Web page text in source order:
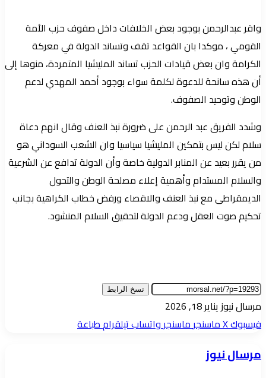
واقر عبدالرحمن بوجود بعض الخلافات داخل صفوف حزب الأمة
القومي ، موكدا بان القواعد تقف وتساند الدولة في معركة
الكرامة وان بعض قيادات الحزب تساند المليشيا المتمردة، منوها إلى
أن هذه سانحة للدعوة لكلمة سواء بوجود أحمد المهدي لدعم
الوطن وتوحيد الصفوف.
وشدد الفريق عبد الرحمن على ضرورة نبذ العنف وقال انهم دعاة
سلام لكن ليس بتمكين المليشيا سياسيا وان الشعب السوداني هو
من يقرر بعيد عن المنابر الدولية خاصة وأن الدولة تدافع عن الشرعية
والسلام المستدام وأهمية إعلاء مصلحة الوطن والتحول
الديمقراطى مع نبذ العنف والاقصاء ورفض خطاب الكراهية بجانب
تحكيم صوت العقل ودعم الدولة لتحقيق السلام المنشود.
نسخ الرابط
مرسال نيوز أرسل
بريدا
يناير 18, 2026
فيسبوك‫Xماسنجرماسنجرواتسابتيلقرامطباعة
مرسال نيوز